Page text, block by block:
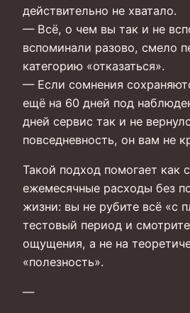
действительно не хватало.
— Всё, о чем вы так и не
вспоминали разово, смело
категорию «отказаться».
— Если сомнения
ещё на 60 дней под
дней сервис так и не
повседневность, он вам не
Такой подход помогает как
ежемесячные расходы без
жизни: вы не рубите всё «с
тестовый период и
ощущения, а не на
«полезность».
—